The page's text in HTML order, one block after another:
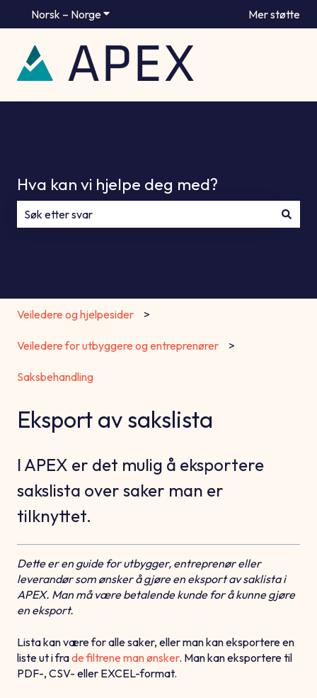
Norsk – NorgeVis undermeny for oversettelserMer støtte
Hva kan vi hjelpe deg med?
Veiledere og hjelpesider
Veiledere for utbyggere og entreprenører
Saksbehandling
Eksport av sakslista
I APEX er det mulig å eksportere
sakslista over saker man er
tilknyttet.
Dette er en guide for utbygger, entreprenør eller
leverandør som ønsker å gjøre en eksport av saklista i
APEX. Man må være betalende kunde for å kunne gjøre
en eksport.
Lista kan være for alle saker, eller man kan eksportere en
liste ut i frade filtrene man ønsker. Man kan eksportere til
PDF-, CSV- eller EXCEL-format.